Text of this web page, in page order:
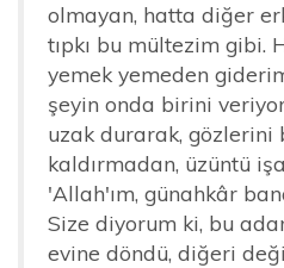
olmayan, hatta diğer
tıpkı bu mültezim gibi.
yemek yemeden
şeyin onda birini
uzak durarak, gözlerini
kaldırmadan, üzüntü
'Allah'ım, günahkâr
Size diyorum ki, bu
evine döndü, diğeri